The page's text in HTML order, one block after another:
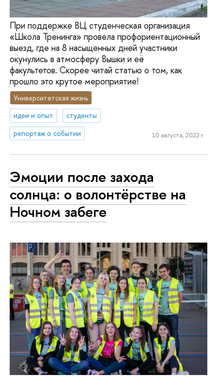
При поддержке ВЦ студенческая организация
«Школа Тренинга» провела профориентационный
выезд, где на 8 насыщенных дней участники
окунулись в атмосферу Вышки и её
факультетов. Скорее читай статью о том, как
прошло это крутое мероприятие!
Университетская жизнь
идеи и опыт
студенты
репортаж о событии
10 августа, 2022 г.
Эмоции после захода
солнца: о волонтёрстве на
Ночном забеге